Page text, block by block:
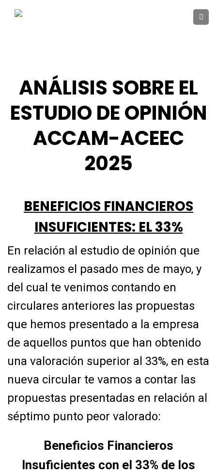
ANÁLISIS SOBRE EL
ESTUDIO DE OPINIÓN
ACCAM-ACEEC
2025
BENEFICIOS FINANCIEROS
INSUFICIENTES: EL 33%
En relación al estudio de opinión que
realizamos el pasado mes de mayo, y
del cual te venimos contando en
circulares anteriores las propuestas
que hemos presentado a la empresa
de aquellos puntos que han obtenido
una valoración superior al 33%, en esta
nueva circular te vamos a contar las
propuestas presentadas en relación al
séptimo punto peor valorado:
Beneficios Financieros
Insuficientes con el 33% de los